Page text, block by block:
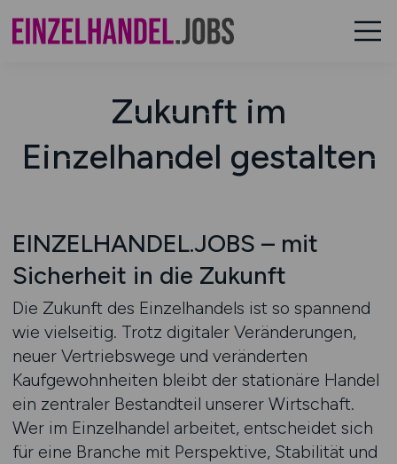
Zukunft im
Einzelhandel gestalten
EINZELHANDEL.JOBS – mit
Sicherheit in die Zukunft
Die Zukunft des Einzelhandels ist so spannend
wie vielseitig. Trotz digitaler Veränderungen,
neuer Vertriebswege und veränderten
Kaufgewohnheiten bleibt der stationäre Handel
ein zentraler Bestandteil unserer Wirtschaft.
Wer im Einzelhandel arbeitet, entscheidet sich
für eine Branche mit Perspektive, Stabilität und